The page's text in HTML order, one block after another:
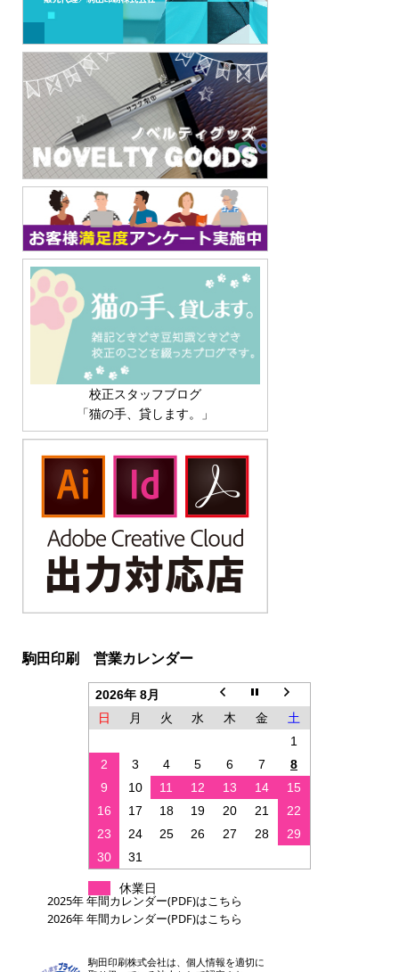
校正スタッフブログ
「猫の手、貸します。」
駒田印刷 営業カレンダー
2026年 8月
日
月 火 水 木 金
土
1
2
3 4 5 6 7
8
9
10 11 12 13 14
15
16
17 18 19 20 21
22
23
24 25 26 27 28
29
30
31
休業日
2025年 年間カレンダー(PDF)はこちら
2026年 年間カレンダー(PDF)はこちら
駒田印刷株式会社は、個人情報を適切に